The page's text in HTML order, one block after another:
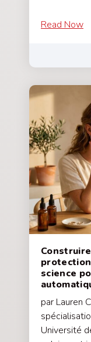
Read Now
science
par Lauren
Université